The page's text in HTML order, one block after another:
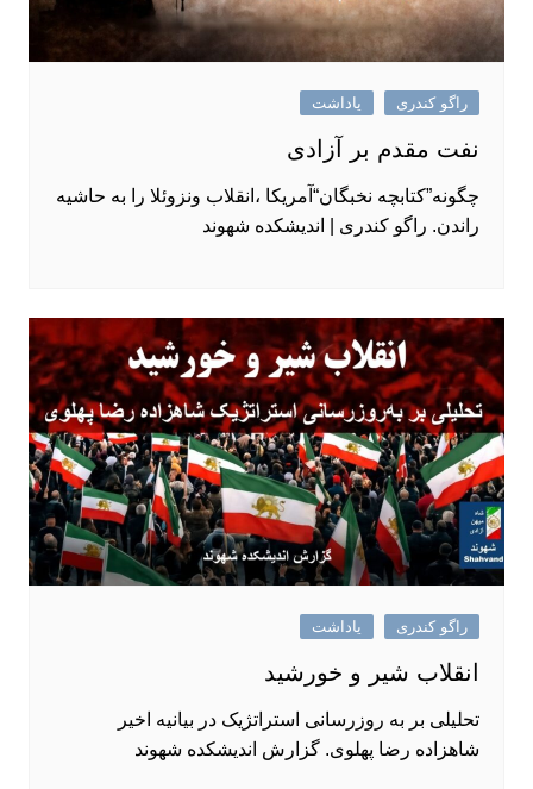
راگو کندری یاداشت
نفت مقدم بر آزادی
چگونه”کتابچه نخبگان“آمریکا ،انقلاب ونزوئلا را به حاشیه
راندن. راگو کندری | اندیشکده شهوند
راگو کندری یاداشت
انقلاب شیر و خورشید
تحلیلی بر به روزرسانی استراتژیک در بیانیه اخیر
شاهزاده رضا پهلوی. گزارش اندیشکده شهوند